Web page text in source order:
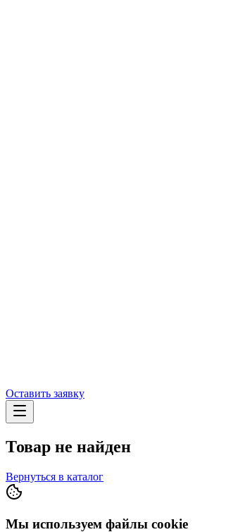
Оставить заявку
Товар не найден
Вернуться в каталог
Мы используем файлы cookie